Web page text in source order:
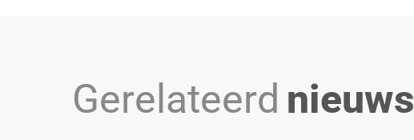
Gerelateerd nieuws